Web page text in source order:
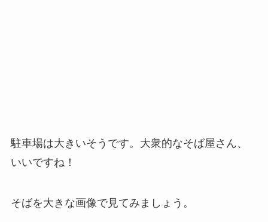
駐車場は大きいそうです。大衆的なそば屋さん、
いいですね！
そばを大きな画像で見てみましょう。